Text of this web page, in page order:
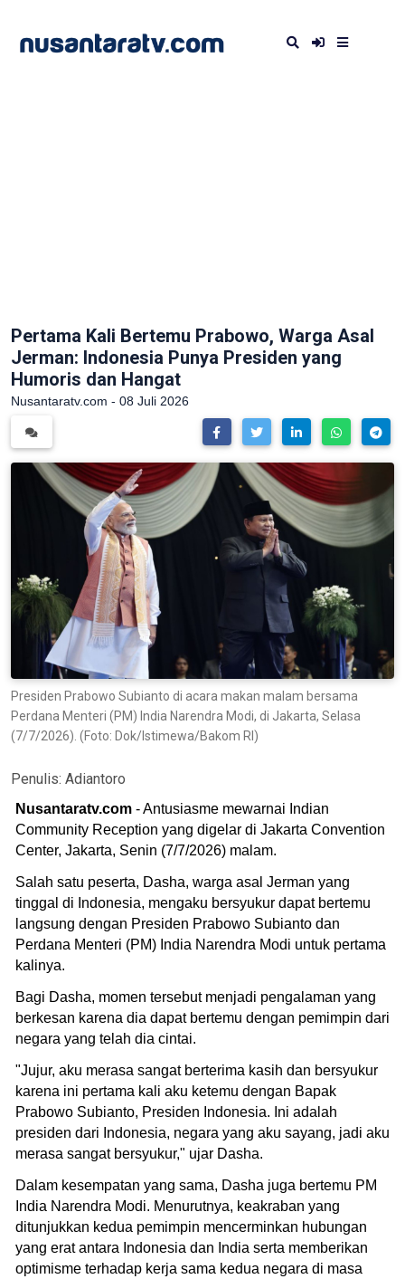
Pertama Kali Bertemu Prabowo, Warga Asal
Jerman: Indonesia Punya Presiden yang
Humoris dan Hangat
Nusantaratv.com - 08 Juli 2026
Presiden Prabowo Subianto di acara makan malam bersama
Perdana Menteri (PM) India Narendra Modi, di Jakarta, Selasa
(7/7/2026). (Foto: Dok/Istimewa/Bakom RI)
Penulis: Adiantoro
Nusantaratv.com - Antusiasme mewarnai Indian
Community Reception yang digelar di Jakarta Convention
Center, Jakarta, Senin (7/7/2026) malam.
Salah satu peserta, Dasha, warga asal Jerman yang
tinggal di Indonesia, mengaku bersyukur dapat bertemu
langsung dengan Presiden Prabowo Subianto dan
Perdana Menteri (PM) India Narendra Modi untuk pertama
kalinya.
Bagi Dasha, momen tersebut menjadi pengalaman yang
berkesan karena dia dapat bertemu dengan pemimpin dari
negara yang telah dia cintai.
"Jujur, aku merasa sangat berterima kasih dan bersyukur
karena ini pertama kali aku ketemu dengan Bapak
Prabowo Subianto, Presiden Indonesia. Ini adalah
presiden dari Indonesia, negara yang aku sayang, jadi aku
merasa sangat bersyukur," ujar Dasha.
Dalam kesempatan yang sama, Dasha juga bertemu PM
India Narendra Modi. Menurutnya, keakraban yang
ditunjukkan kedua pemimpin mencerminkan hubungan
yang erat antara Indonesia dan India serta memberikan
optimisme terhadap kerja sama kedua negara di masa